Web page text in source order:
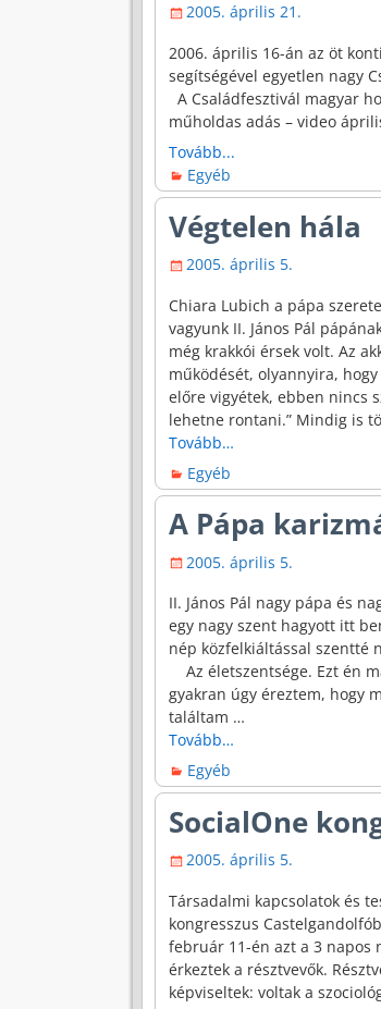
2005. április 21.
2006. április 16-án az öt
segítségével egyetlen nagy
A Családfesztivál magyar
műholdas adás – video
Tovább...
Egyéb
Végtelen hála
2005. április 5.
Chiara Lubich a pápa
vagyunk II. János Pál
még krakkói érsek volt. Az
működését, olyannyira,
előre vigyétek, ebben nincs
lehetne rontani.” Mindig is
Tovább…
Egyéb
A Pápa
2005. április 5.
II. János Pál nagy pápa és
egy nagy szent hagyott itt
nép közfelkiáltással szentté
Az életszentsége. Ezt én
gyakran úgy éreztem, hogy
találtam …
Tovább…
Egyéb
SocialOne
2005. április 5.
Társadalmi kapcsolatok és
kongresszus
február 11-én azt a 3 napos
érkeztek a résztvevők.
képviseltek: voltak a